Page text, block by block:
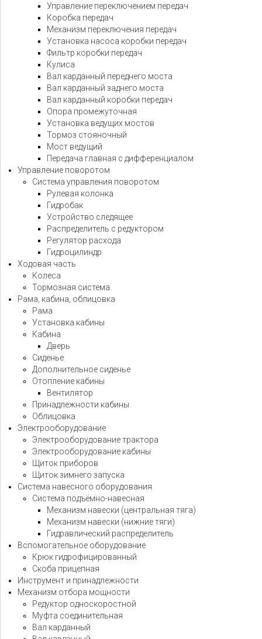
Управление переключением передач
Коробка передач
Механизм переключения передач
Установка насоса коробки передач
Фильтр коробки передач
Кулиса
Вал карданный переднего моста
Вал карданный заднего моста
Вал карданный коробки передач
Опора промежуточная
Установка ведущих мостов
Тормоз стояночный
Мост ведущий
Передача главная с дифференциалом
Управление поворотом
Система управления поворотом
Рулевая колонка
Гидробак
Устройство следящее
Распределитель с редуктором
Регулятор расхода
Гидроцилиндр
Ходовая часть
Колеса
Тормозная система
Рама, кабина, облицовка
Рама
Установка кабины
Кабина
Дверь
Сиденье
Дополнительное сиденье
Отопление кабины
Вентилятор
Принадлежности кабины
Облицовка
Электрооборудование
Электрооборудование трактора
Электрооборудование кабины
Щиток приборов
Щиток зимнего запуска
Система навесного оборудования
Система подъёмно-навесная
Механизм навески (центральная тяга)
Механизм навески (нижние тяги)
Гидравлический распределитель
Вспомогательное оборудование
Крюк гидрофицированный
Скоба прицепная
Инструмент и принадлежности
Механизм отбора мощности
Редуктор односкоростной
Муфта соединительная
Вал карданный